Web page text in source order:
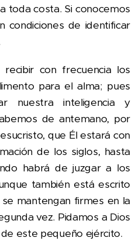
toda costa. Si conocemos
condiciones de identificar
con frecuencia los
para el alma; pues
nuestra inteligencia y
de antemano, por
que Él estará con
de los siglos, hasta
habrá de juzgar a los
también está escrito
mantengan firmes en la
vez. Pidamos a Dios
este pequeño ejército.